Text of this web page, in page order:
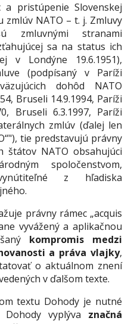
pristúpenie Slovenskej
NATO – t. j. Zmluvy
zmluvnými stranami
sa na status ich
v Londýne 19.6.1951),
(podpísaný v Paríži
dohôd NATO
Bruseli 14.9.1994, Paríži
Bruseli 6.3.1997, Paríži
zmlúv (ďalej len
tie predstavujú právny
štátov NATO obsahujúci
spoločenstvom,
z hľadiska
právny rámec „acquis
vyvážený a aplikačnou
kompromis medzi
a práva vlajky,
o aktuálnom znení
v ďalšom texte.
textu Dohody je nutné
vyplýva značná